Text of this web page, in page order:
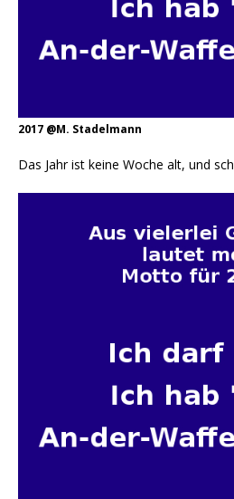
2017 @M. Stadelmann
Das Jahr ist keine Woche alt, und